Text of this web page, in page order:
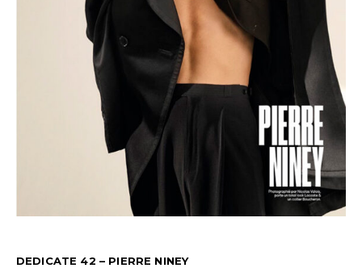
DEDICATE 42 – PIERRE NINEY